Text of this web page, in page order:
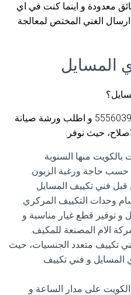
معدودة و اينما كنت في اي
الغني المختص لمعالجة
المسايل
تواصل مع فني تكييف المسايل 55560390 و اطلب ورشة صيانة
حيث نوفر:
بالكويت منها السنوية
حسب حاجة ورغبة الزبون.
قبل فني تكييف المسايل
وحدات التكييف المركزي.
توفير قطع غيار مناسبة و
الام المصنعة للمكيف.
تكييف متعدد الجنسيات، حيث
المسايل و فني تكييف
على مدار الساعة و